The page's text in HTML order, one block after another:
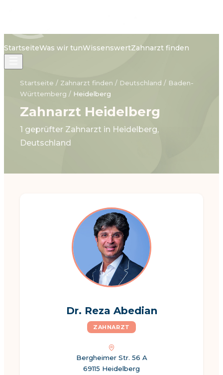
StartseiteWas wir tunWissenswertZahnarzt finden
Startseite / Zahnarzt finden / Deutschland / Baden-
Württemberg / Heidelberg
Zahnarzt Heidelberg
1 geprüfter Zahnarzt in Heidelberg,
Deutschland
Dr. Reza Abedian
ZAHNARZT
Bergheimer Str. 56 A
69115 Heidelberg